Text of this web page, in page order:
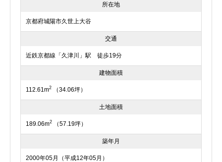
所在地
京都府城陽市久世上大谷
交通
近鉄京都線「久津川」駅 徒歩19分
建物面積
112.61m2 （34.06坪）
土地面積
189.06m2 （57.19坪）
築年月
2000年05月（平成12年05月）